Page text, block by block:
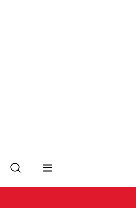
Recherche